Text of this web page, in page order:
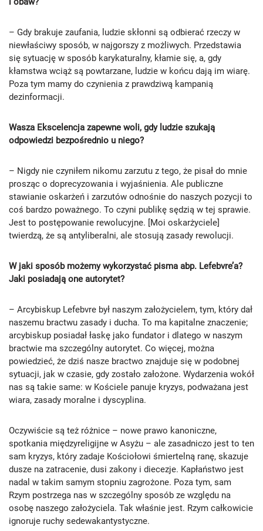
– Gdy brakuje zaufania, ludzie skłonni są odbierać rzeczy w
niewłaściwy sposób, w najgorszy z możliwych. Przedstawia
się sytuację w sposób karykaturalny, kłamie się, a, gdy
kłamstwa wciąż są powtarzane, ludzie w końcu dają im wiarę.
Poza tym mamy do czynienia z prawdziwą kampanią
dezinformacji.
Wasza Ekscelencja zapewne woli, gdy ludzie szukają
odpowiedzi bezpośrednio u niego?
– Nigdy nie czyniłem nikomu zarzutu z tego, że pisał do mnie
prosząc o doprecyzowania i wyjaśnienia. Ale publiczne
stawianie oskarżeń i zarzutów odnośnie do naszych pozycji to
coś bardzo poważnego. To czyni publikę sędzią w tej sprawie.
Jest to postępowanie rewolucyjne. [Moi oskarżyciele]
twierdzą, że są antyliberalni, ale stosują zasady rewolucji.
W jaki sposób możemy wykorzystać pisma abp. Lefebvre’a?
Jaki posiadają one autorytet?
– Arcybiskup Lefebvre był naszym założycielem, tym, który dał
naszemu bractwu zasady i ducha. To ma kapitalne znaczenie;
arcybiskup posiadał łaskę jako fundator i dlatego w naszym
bractwie ma szczególny autorytet. Co więcej, można
powiedzieć, że dziś nasze bractwo znajduje się w podobnej
sytuacji, jak w czasie, gdy zostało założone. Wydarzenia wokół
nas są takie same: w Kościele panuje kryzys, podważana jest
wiara, zasady moralne i dyscyplina.
Oczywiście są też różnice – nowe prawo kanoniczne,
spotkania międzyreligijne w Asyżu – ale zasadniczo jest to ten
sam kryzys, który zadaje Kościołowi śmiertelną ranę, skazuje
dusze na zatracenie, dusi zakony i diecezje. Kapłaństwo jest
nadal w takim samym stopniu zagrożone. Poza tym, sam
Rzym postrzega nas w szczególny sposób ze względu na
osobę naszego założyciela. Tak właśnie jest. Rzym całkowicie
ignoruje ruchy sedewakantystyczne.